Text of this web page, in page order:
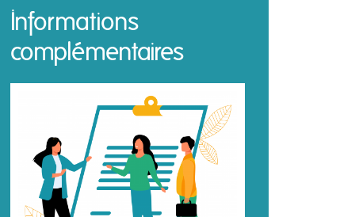
Informations
complémentaires